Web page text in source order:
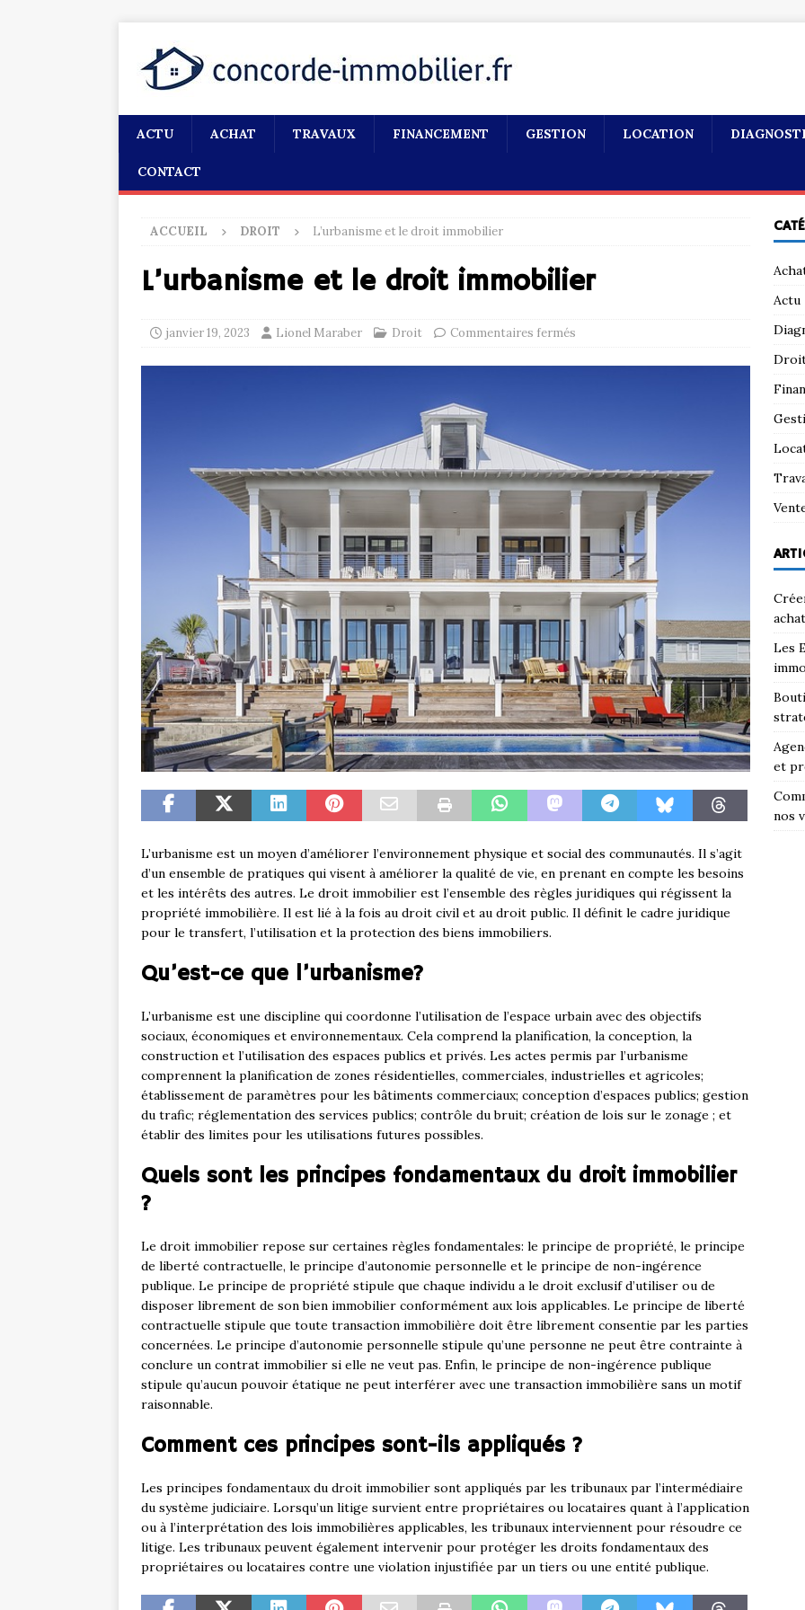
ACTU ACHAT TRAVAUX FINANCEMENT GESTION LOCATION
CONTACT
ACCUEIL DROIT L’urbanisme et le droit immobilier
L’urbanisme et le droit immobilier
janvier 19, 2023 Lionel Maraber Droit Commentaires fermés
L’urbanisme est un moyen d’améliorer l’environnement physique et social des communautés. Il s’agit
d’un ensemble de pratiques qui visent à améliorer la qualité de vie, en prenant en compte les besoins
et les intérêts des autres. Le droit immobilier est l’ensemble des règles juridiques qui régissent la
propriété immobilière. Il est lié à la fois au droit civil et au droit public. Il définit le cadre juridique
pour le transfert, l’utilisation et la protection des biens immobiliers.
Qu’est-ce que l’urbanisme?
L’urbanisme est une discipline qui coordonne l’utilisation de l’espace urbain avec des objectifs
sociaux, économiques et environnementaux. Cela comprend la planification, la conception, la
construction et l’utilisation des espaces publics et privés. Les actes permis par l’urbanisme
comprennent la planification de zones résidentielles, commerciales, industrielles et agricoles;
établissement de paramètres pour les bâtiments commerciaux; conception d’espaces publics; gestion
du trafic; réglementation des services publics; contrôle du bruit; création de lois sur le zonage ; et
établir des limites pour les utilisations futures possibles.
Quels sont les principes fondamentaux du droit immobilier
?
Le droit immobilier repose sur certaines règles fondamentales: le principe de propriété, le principe
de liberté contractuelle, le principe d’autonomie personnelle et le principe de non-ingérence
publique. Le principe de propriété stipule que chaque individu a le droit exclusif d’utiliser ou de
disposer librement de son bien immobilier conformément aux lois applicables. Le principe de liberté
contractuelle stipule que toute transaction immobilière doit être librement consentie par les parties
concernées. Le principe d’autonomie personnelle stipule qu’une personne ne peut être contrainte à
conclure un contrat immobilier si elle ne veut pas. Enfin, le principe de non-ingérence publique
stipule qu’aucun pouvoir étatique ne peut interférer avec une transaction immobilière sans un motif
raisonnable.
Comment ces principes sont-ils appliqués ?
Les principes fondamentaux du droit immobilier sont appliqués par les tribunaux par l’intermédiaire
du système judiciaire. Lorsqu’un litige survient entre propriétaires ou locataires quant à l’application
ou à l’interprétation des lois immobilières applicables, les tribunaux interviennent pour résoudre ce
litige. Les tribunaux peuvent également intervenir pour protéger les droits fondamentaux des
propriétaires ou locataires contre une violation injustifiée par un tiers ou une entité publique.
Actu
Les
et
nos